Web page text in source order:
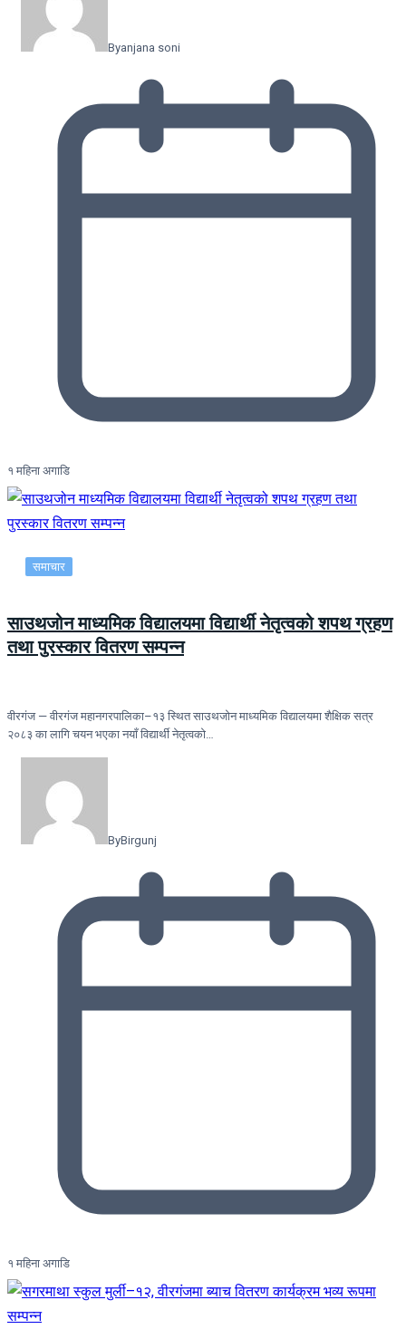
Byanjana soni
१ महिना अगाडि
समाचार
साउथजोन माध्यमिक विद्यालयमा विद्यार्थी नेतृत्वको शपथ ग्रहण
तथा पुरस्कार वितरण सम्पन्न
वीरगंज — वीरगंज महानगरपालिका–१३ स्थित साउथजोन माध्यमिक विद्यालयमा शैक्षिक सत्र
२०८३ का लागि चयन भएका नयाँ विद्यार्थी नेतृत्वको…
ByBirgunj
१ महिना अगाडि